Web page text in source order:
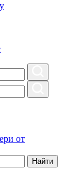
от
Найти